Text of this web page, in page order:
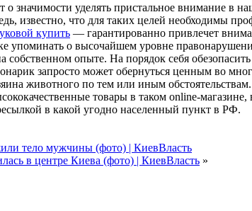
уделять пристальное внимание в
известно, что для таких целей необходимы
купить — гарантированно привлечет
упоминать о высочайшем уровне
опыте. На порядок себя
запросто может обернуться ценным во
животного по тем или иным
товары в таком online-магазине,
в какой угодно населенный пункт в РФ.
тело мужчины (фото) | КиевВласть
в центре Киева (фото) | КиевВласть »